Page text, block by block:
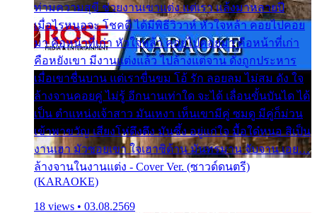
ท่ามความสุขี ช่วยงานเขาแต่ง แต่เรา แล้งมาหลายปี
เมื่อไรหนอจะ โชคดี ได้มีพิธีวิวาห์ หัวใจหล้า คอยไปคอย
มา คือหน้าที่เก่า หัวใจหล้า คอยไปคอยมา คือหน้าที่เก่า
คือหยังเขา มีงานแต่งแล้ว ไปล้างแต่จาน ดั่งถูกประหาร
เมื่อเขาชื่นบาน แต่เราขื่นขม โอ้ รัก ลอยลม ไม่สม ดัง ใจ
ล้างจานคอยคู่ ไม่รู้ อีกนานเท่าใด จะได้ เลื่อนขั้นบันได ได้
เป็น ตำแหน่งเจ้าสาว มันเหงา เห็นเขามีคู่ ซมดู มีคู่ก็ม่วน
เข้าพาขวัญ เสียงโห่ตึงตึง มันซึ้ง อยู่แก่ใจ มื้อใด๋หนอ สิเป็น
งานเฮา มัวซอยเขา ใจเฮาซิด้าน มันทรมาน จับจาน เอย…
ล้างจานในงานแต่ง - Cover Ver. (ซาวด์ดนตรี)
(KARAOKE)
18 views • 03.08.2569